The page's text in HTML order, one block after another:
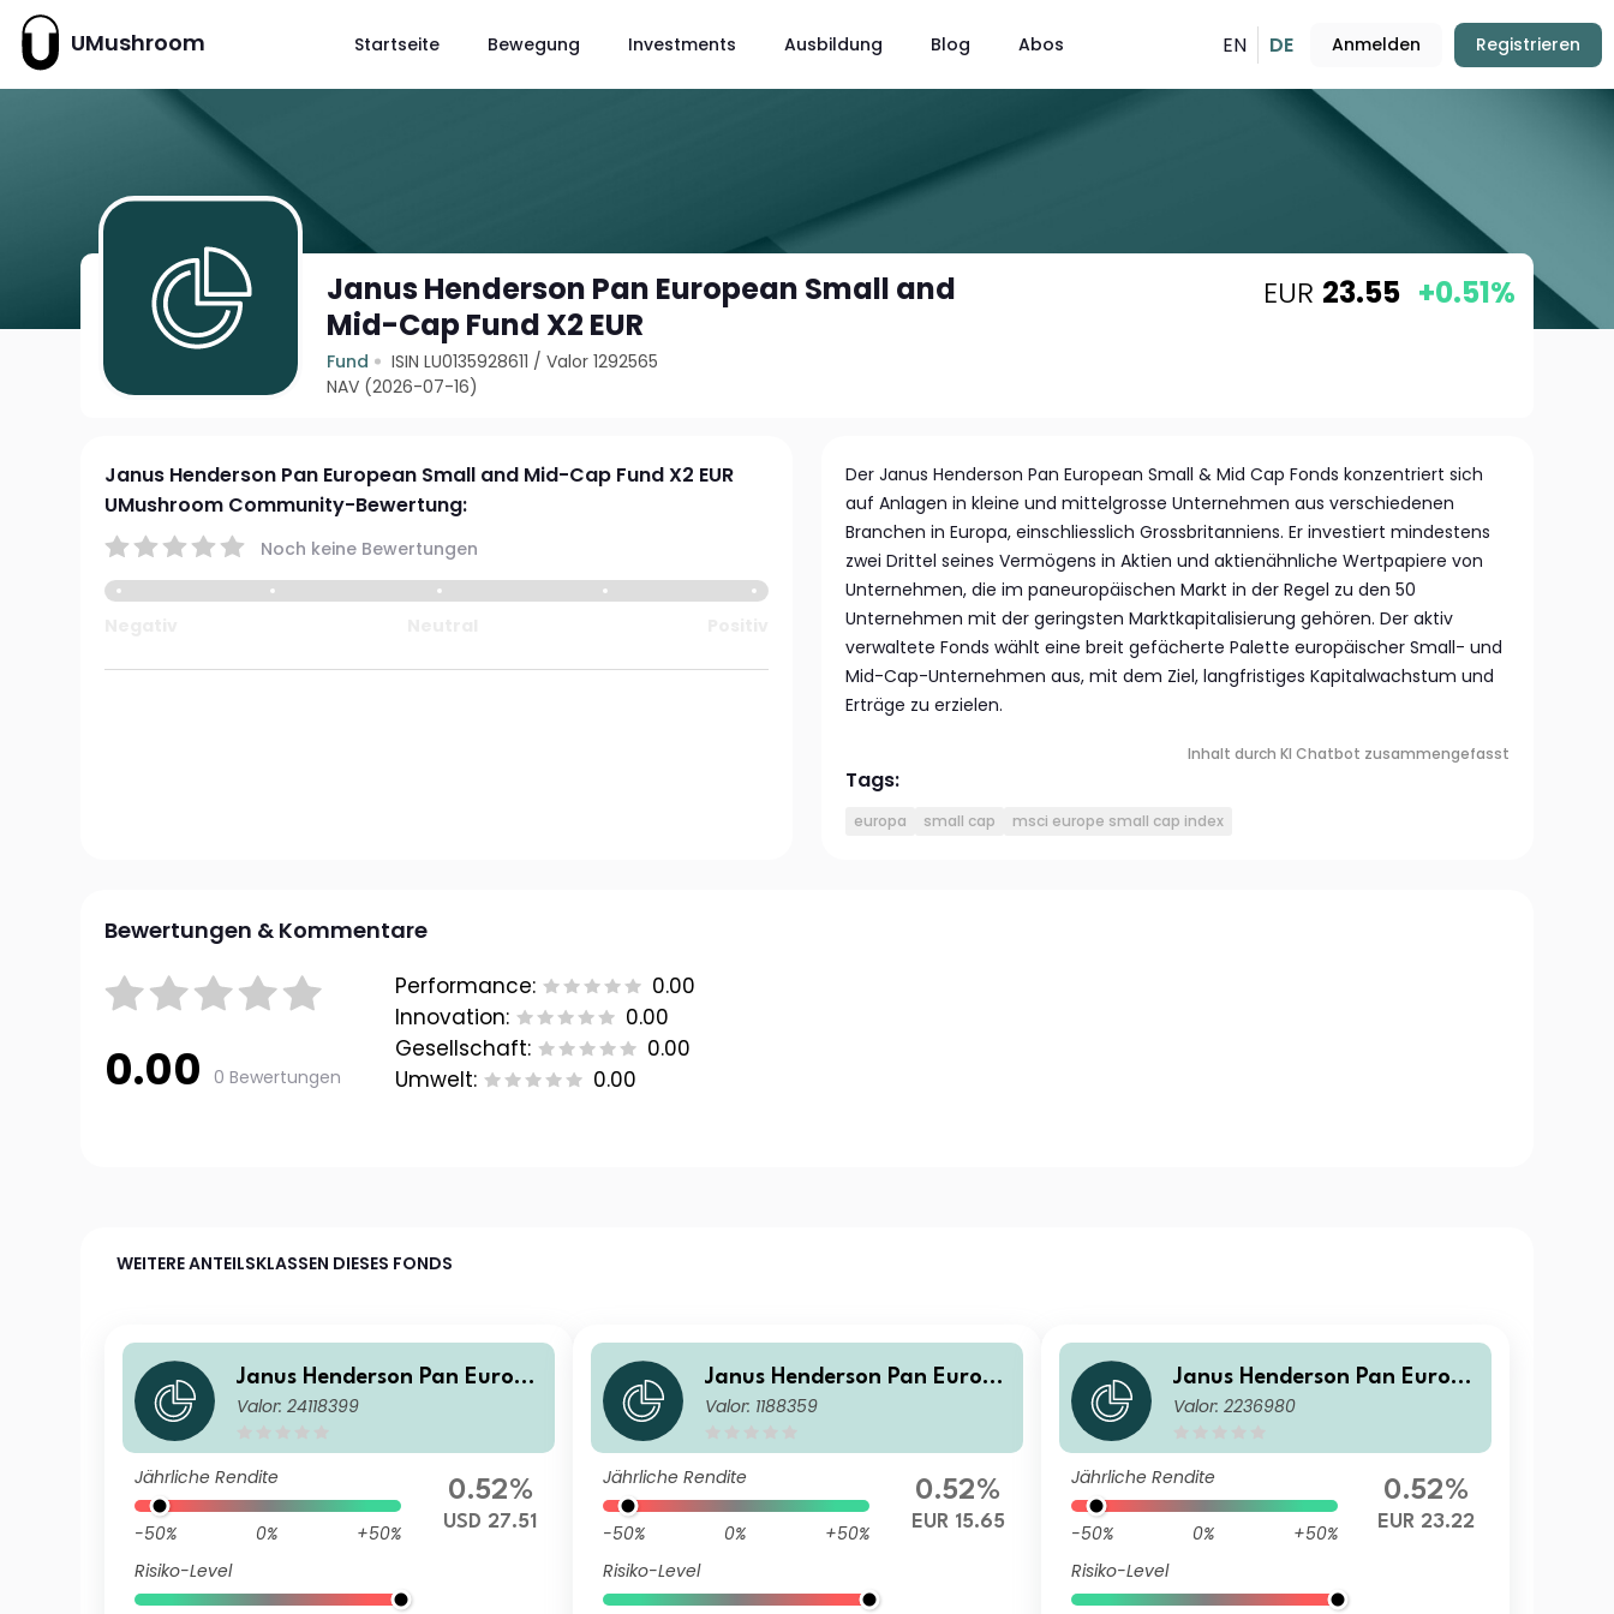
UMushroom Startseite Bewegung Investments Ausbildung Blog Abos EN DE Anmelden Registrieren
Janus Henderson Pan European Small and
Mid-Cap Fund X2 EUR
Fund ISIN LU0135928611 /Valor 1292565
NAV (2026-07-16)
EUR 23.55 +0.51%
Janus Henderson Pan European Small and Mid-Cap Fund X2 EUR
UMushroom Community-Bewertung:
Noch keine Bewertungen
Der Janus Henderson Pan European Small & Mid Cap Fonds konzentriert sich
auf Anlagen in kleine und mittelgrosse Unternehmen aus verschiedenen
Branchen in Europa, einschliesslich Grossbritanniens. Er investiert mindestens
zwei Drittel seines Vermögens in Aktien und aktienähnliche Wertpapiere von
Unternehmen, die im paneuropäischen Markt in der Regel zu den 50
Unternehmen mit der geringsten Marktkapitalisierung gehören. Der aktiv
verwaltete Fonds wählt eine breit gefächerte Palette europäischer Small- und
Mid-Cap-Unternehmen aus, mit dem Ziel, langfristiges Kapitalwachstum und
Erträge zu erzielen.
Inhalt durch KI Chatbot zusammengefasst
Tags:
europa small cap msci europe small cap index
Bewertungen & Kommentare
0.00 0 Bewertungen
Performance:
0.00
Innovation:
0.00
Gesellschaft:
0.00
Umwelt:
0.00
WEITERE ANTEILSKLASSEN DIESES FONDS
Janus Henderson Pan Europe
an Small and Mid-Cap Fund
Valor: 24118399
Jährliche Rendite
-50% 0%
+50%
Risiko-Level
0.52%
USD 27.51
Janus Henderson Pan Europe
an Small and Mid-Cap Fund I
Valor: 1188359
Jährliche Rendite
-50% 0%
+50%
Risiko-Level
0.52%
EUR 15.65
Janus Henderson Pan Europe
an Small and MidCap Fund A
Valor: 2236980
Jährliche Rendite
-50% 0%
+50%
Risiko-Level
0.52%
EUR 23.22